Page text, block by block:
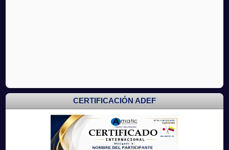
CERTIFICACIÓN ADEF